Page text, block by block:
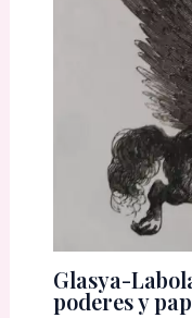
Glasya-
poderes y